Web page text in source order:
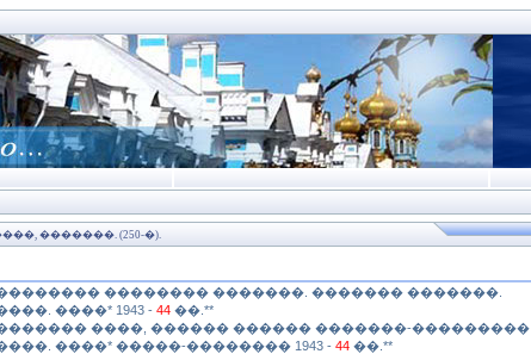
�������. (250-�).
�������� �������. ������� �������.
����* 1943 - 44 ��.**
����, ������ ������ �������-���������
����* �����-�������� 1943 - 44 ��.**